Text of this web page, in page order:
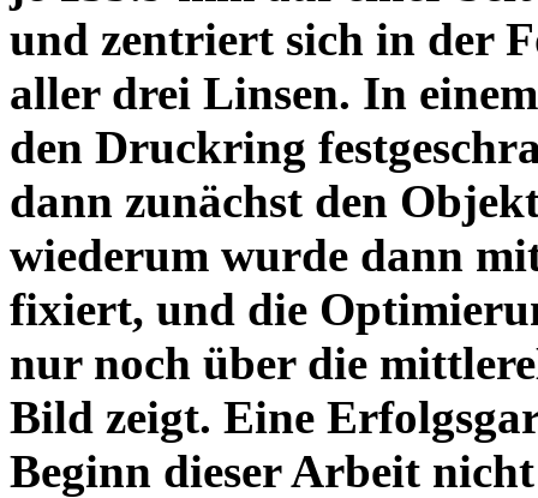
und zentriert sich in der
aller drei Linsen. In
den Druckring
dann zunächst den
wiederum wurde dann
fixiert, und die
nur noch über die
Bild zeigt. Eine
Beginn dieser Arbeit